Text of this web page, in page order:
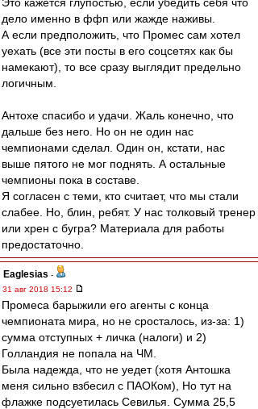
дело именно в ффп или жажде наживы.
А если предположить, что Промес сам хотел
уехать (все эти посты в его соцсетях как бы
намекают), то все сразу выглядит предельно
логичным.
Антохе спасибо и удачи. Жаль конечно, что
дальше без него. Но он не один нас
чемпионами сделал. Один он, кстати, нас
выше пятого не мог поднять. А остальные
чемпионы пока в составе.
Я согласен с теми, кто считает, что мы стали
слабее. Но, блин, ребят. У нас толковый тренер
или хрен с бугра? Материала для работы
предостаточно.
Eaglesias -
31 авг 2018 15:12
Промеса барыжили его агенты с конца
чемпионата мира, но не сросталось, из-за: 1)
сумма отступных + личка (налоги) и 2)
Голландия не попала на ЧМ.
Была надежда, что не уедет (хотя Антошка
меня сильно взбесил с ПАОКом), Но тут на
флажке подсуетилась Севилья. Сумма 25,5